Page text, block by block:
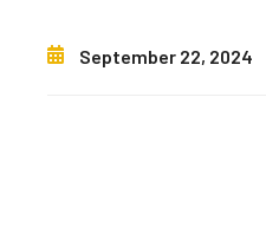
September 22, 2024